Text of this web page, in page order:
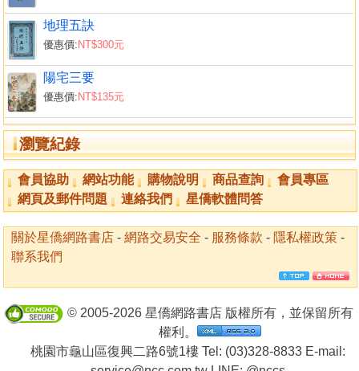
地理五訣
優惠價: NT$300元
陽宅三要
優惠價: NT$135元
瀏覽紀錄
會員協助 網站功能 購物說明 商品查詢
會員專區
網頁及郵件問題
連絡我們 星僑軟體問答
關於星僑網路書店 - 網路交易安全 - 服務條款 - 隱私權政策 -
聯系我們
© 2005-2026 星僑網路書店 版權所有，並保留所有
權利。
桃園市龜山區復興二路6號1樓 Tel: (03)328-8833 E-mail: